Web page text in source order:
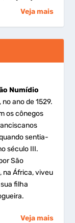
Veja mais
Numídio
ano de 1529.
os cônegos
sentia-
século III.
São
na África, viveu
filha
Veja mais